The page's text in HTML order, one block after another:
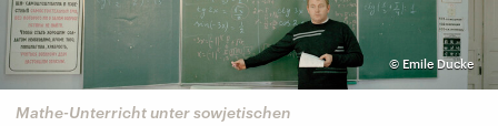
© Emile Ducke
Mathe-Unterricht unter sowjetischen